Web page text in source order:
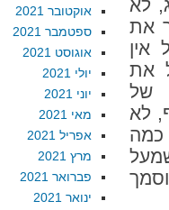
לא
את
אין
את
של
לא
כמה
אוקטובר 2021
ספטמבר 2021
אוגוסט 2021
יולי 2021
יוני 2021
מאי 2021
אפריל 2021
מרץ 2021
פברואר 2021
ינואר 2021